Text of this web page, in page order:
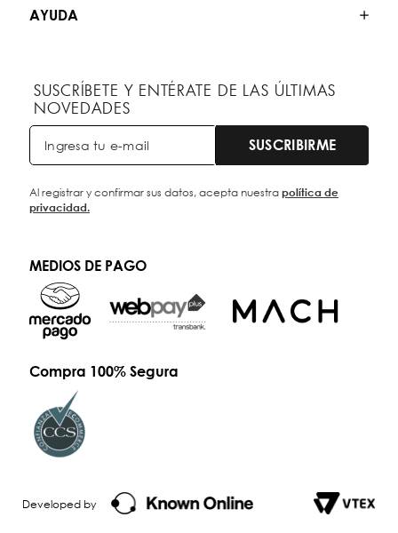
AYUDA
SUSCRÍBETE Y ENTÉRATE DE LAS ÚLTIMAS
NOVEDADES
SUSCRIBIRME
Al registrar y confirmar sus datos, acepta nuestrapolítica de
privacidad.
MEDIOS DE PAGO
Compra 100% Segura
Developed by